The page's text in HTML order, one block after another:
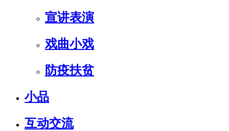
宣讲表演
戏曲小戏
防疫扶贫
小品
互动交流